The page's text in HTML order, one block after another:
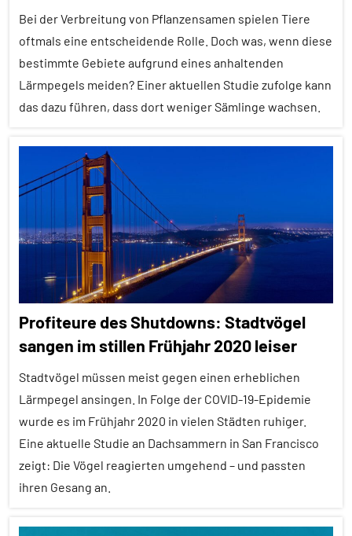
aktuell
Klimawandel
und
anthropogene
Einflüsse
Lernen
und
Umwelteinflüsse
Wirbeltiere
Bei der Verbreitung von Pflanzensamen spielen Tiere
oftmals eine entscheidende Rolle. Doch was, wenn diese
bestimmte Gebiete aufgrund eines anhaltenden
Lärmpegels meiden? Einer aktuellen Studie zufolge kann
das dazu führen, dass dort weniger Sämlinge wachsen.
Artikel
Tiergruppen
Forschung
aktuell
Inter-
Klimawandel
und
Vögel
Profiteure des Shutdowns: Stadtvögel
sangen im stillen Frühjahr 2020 leiser
Stadtvögel müssen meist gegen einen erheblichen
Lärmpegel ansingen. In Folge der COVID-19-Epidemie
wurde es im Frühjahr 2020 in vielen Städten ruhiger.
Eine aktuelle Studie an Dachsammern in San Francisco
zeigt: Die Vögel reagierten umgehend – und passten
ihren Gesang an.